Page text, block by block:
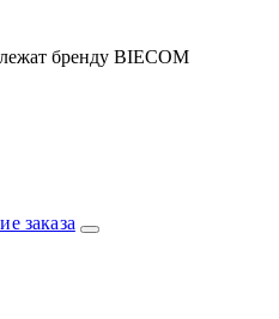
бренду BIECOM
заказа